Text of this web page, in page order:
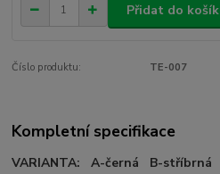
Přidat do
Číslo produktu: TE-007
Kompletní specifikace
VARIANTA: A-černá B-stříbrná